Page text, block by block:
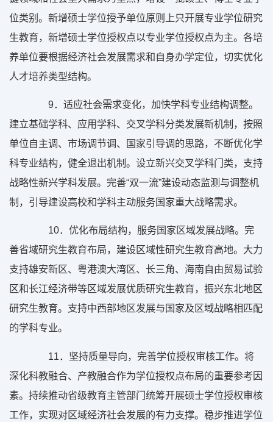
位类别。新增硕士学位授予单位原则上只开展专业学位研究
生教育，新增硕士学位授权点以专业学位授权点为主。各培
养单位要根据经济社会发展需求和自身办学定位，切实优化
人才培养类型结构。
9．适应社会需求变化，加快学科专业结构调整。
建立基础学科、应用学科、交叉学科分类发展新机制，按照
单位自主调、市场调节调、国家引导调的思路，不断优化学
科专业结构，健全退出机制。设立新兴交叉学科门类，支持
战略性新兴学科发展。完善“双一流”建设动态监测与调整机
制，引导建设高校和学科主动服务国家重大战略需求。
10．优化布局结构，服务国家区域发展战略。完
善省域研究生教育布局，建设区域性研究生教育高地。大力
支持雄安新区、粤港澳大湾区、长三角、海南自由贸易试验
区和长江经济带等区域发展优质研究生教育，振兴东北地区
研究生教育。支持中西部地区发展与国家及区域战略相匹配
的学科专业。
11 ．坚持质量导向，完善学位授权审核工作。将
深化科教融合、产教融合作为学位授权点布局的重要参考因
素。持续推动省级教育主管部门统筹开展硕士学位授权审核
工作，实现对区域经济社会发展的有力支撑。稳步推进学位